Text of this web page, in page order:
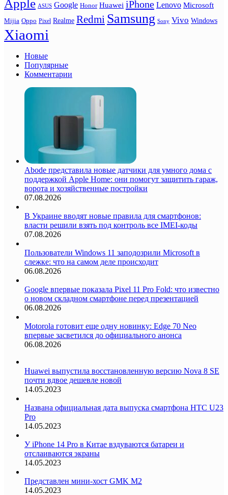
Apple ASUS Google Honor Huawei iPhone Lenovo Microsoft
Mijia Oppo Pixel Realme Redmi Samsung Sony Vivo Windows
Xiaomi
Новые
Популярные
Комментарии
Abode представила новые датчики для умного дома с
поддержкой Apple Home: они помогут защитить гараж,
ворота и хозяйственные постройки
07.08.2026
В Украине вводят новые правила для смартфонов:
власти решили взять под контроль все IMEI-коды
07.08.2026
Пользователи Windows 11 заподозрили Microsoft в
слежке: что на самом деле происходит
06.08.2026
Google впервые показала Pixel 11 Pro Fold: что известно
о новом складном смартфоне перед презентацией
06.08.2026
Motorola готовит еще одну новинку: Edge 70 Neo
впервые засветился до официального анонса
06.08.2026
Huawei выпустила восстановленную версию Nova 8 SE
почти вдвое дешевле новой
14.05.2023
Названа официальная дата выпуска смартфона HTC U23
Pro
14.05.2023
У iPhone 14 Pro в Китае вздуваются батареи и
отслаиваются экраны
14.05.2023
Представлен мини-хост GMK M2
14.05.2023